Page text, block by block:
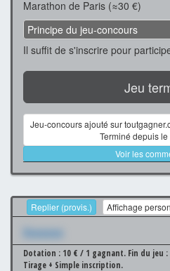
Marathon de Paris (≈30 €)
Principe du jeu-concours
Il suffit de s'inscrire pour
Jeu
Jeu-concours ajouté sur
Terminé depuis le
Voir les
Replier (provis.) Affichage
Xxxxxxx
Dotation : 10 € / 1 gagnant. Fin du jeu
Tirage + Simple inscription.